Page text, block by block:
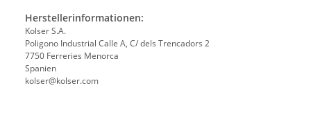
Herstellerinformationen:
Kolser S.A.
Poligono Industrial Calle A, C/ dels Trencadors 2
7750 Ferreries Menorca
Spanien
kolser@kolser.com